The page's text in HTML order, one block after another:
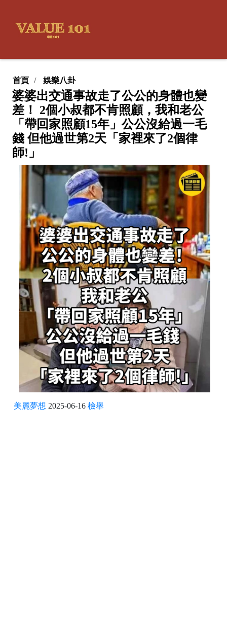
首頁 娛樂八卦
婆婆出交通事故走了公公的身體也變
差！ 2個小叔都不肯照顧，我和老公
「帶回家照顧15年」公公沒給過一毛
錢 但他過世第2天「家裡來了2個律
師!」
美麗夢想 2025-06-16 檢舉